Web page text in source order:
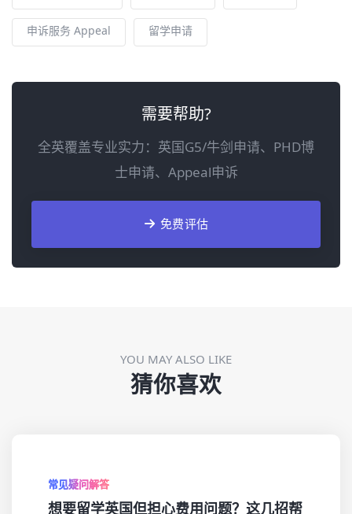
申诉服务 Appeal 留学申请
需要帮助?
全英覆盖专业实力：英国G5/牛剑申请、PHD博
士申请、Appeal申诉
免费评估
YOU MAY ALSO LIKE
猜你喜欢
常见疑问解答
想要留学英国但担心费用问题？这几招帮